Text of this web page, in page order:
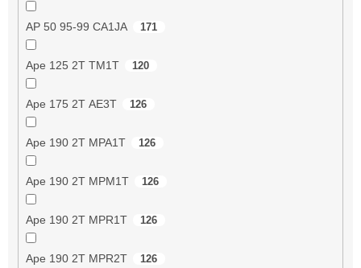
AP 50 95-99 CA1JA 171
Ape 125 2T TM1T 120
Ape 175 2T AE3T 126
Ape 190 2T MPA1T 126
Ape 190 2T MPM1T 126
Ape 190 2T MPR1T 126
Ape 190 2T MPR2T 126